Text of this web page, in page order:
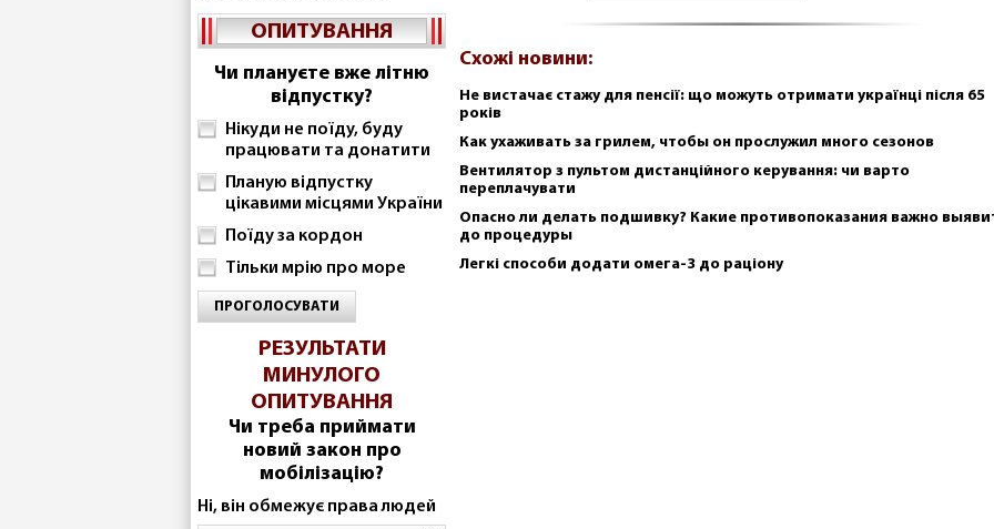
ОПИТУВАННЯ
Чи плануєте вже літню
відпустку?
Нікуди не поїду, буду
працювати та донатити
Планую відпустку
цікавими місцями України
Поїду за кордон
Тільки мрію про море
ПРОГОЛОСУВАТИ
РЕЗУЛЬТАТИ
МИНУЛОГО
ОПИТУВАННЯ
Чи треба приймати
новий закон про
мобілізацію?
Ні, він обмежує права людей
Схожі новини:
Не вистачає стажу для пенсії: що можуть отримати українці після 65
років
Как ухаживать за грилем, чтобы он прослужил много сезонов
Вентилятор з пультом дистанційного керування: чи варто
переплачувати
Опасно ли делать подшивку? Какие противопоказания важно
до процедуры
Легкі способи додати омега-3 до раціону